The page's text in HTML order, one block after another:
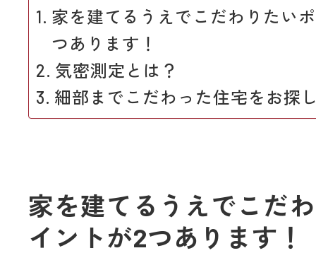
家を建てるうえでこだわりたい
つあります！
気密測定とは？
細部までこだわった住宅をお探
家を建てるうえでこだ
イントが2つあります！